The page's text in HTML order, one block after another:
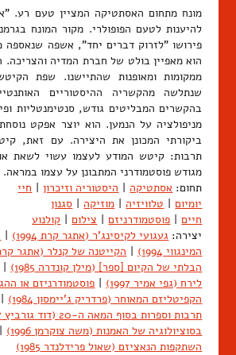
מונח מתחום האסתטיקה המציין טעם רע.
פירושו "לזרוק דברים יחד", אשפה
הוא מאפיין בולט של חברת המדיה והצריכה.
ממקומות ומאופנות שהתיישנו. שפת
שנתלשה מהקשריה ההיסטוריים
בהקשרים המבליטים גודש, סנטימנטליות
מניפולציה על הנמען. הוא יוצר אפקט
ביקורתי המכונן את היצירה. עם זאת,
תרבות: קיטש המודע לעצמו עשוי לשאת
מגודש פוסטמודרני המתבונן על עצמו
תחום: אסתטיקה | היסטוריה וזיכרון | חיי
יומיום | טלוויזיה | מוזיקה | סגנון
חיים | פוסטמודרניזם | צילום | קולנוע
יצירה: געגועי לקיסינג'ר (אתגר קרת 1994) |
המינגווי 1994)
| הקייטנה של קנלר (אתגר קרת
הבלתי של הקיום [ספר] (מילן קונדרה 1985)
|
לירח (גפי אמיר 1997)
| פוסטמודרניזם או
הקפיטליזם המאוחר (פרדריק ג'יימסון 1984)
|
תרבות וספרות בסוף המאה ה-20 (דוד גורביץ 1997)
בסוציולוגיה של האמנות (משה צוקרמן 1996)
|
השתקפות הנאציזם (שאול פרידלנדר 1985)